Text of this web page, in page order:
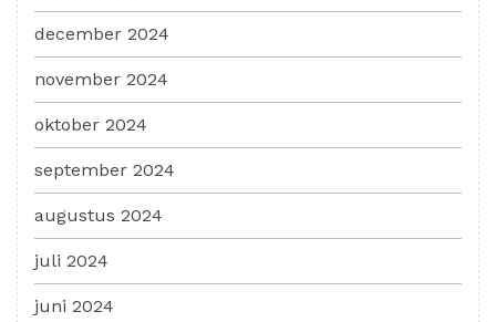
december 2024
november 2024
oktober 2024
september 2024
augustus 2024
juli 2024
juni 2024